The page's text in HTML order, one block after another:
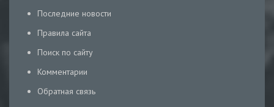
Последние новости
Правила сайта
Поиск по сайту
Комментарии
Обратная связь